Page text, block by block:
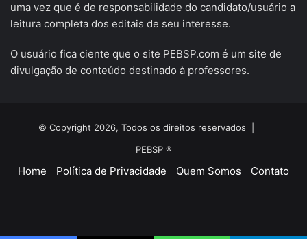
uma vez que é de responsabilidade do candidato/usuário a
leitura completa dos editais de seu interesse.
O usuário fica ciente que o site PEBSP.com é um site de
divulgação de conteúdo destinado à professores.
© Copyright 2026, Todos os direitos reservados |
PEBSP ®
Home Política de Privacidade Quem Somos Contato